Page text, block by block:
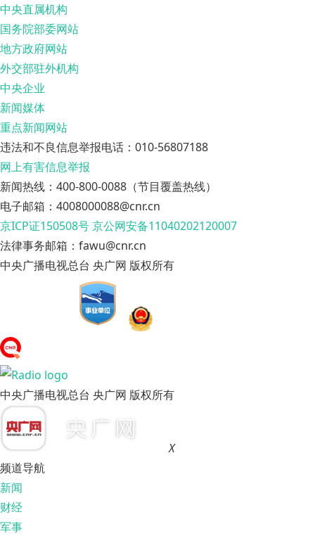
中央直属机构
国务院部委网站
地方政府网站
外交部驻外机构
中央企业
新闻媒体
重点新闻网站
违法和不良信息举报电话：010-56807188
网上有害信息举报
新闻热线：400-800-0088（节目覆盖热线）
电子邮箱：4008000088@cnr.cn
京ICP证150508号京公网安备11040202120007
法律事务邮箱：fawu@cnr.cn
中央广播电视总台 央广网 版权所有
中央广播电视总台 央广网 版权所有
X
频道导航
新闻
财经
军事